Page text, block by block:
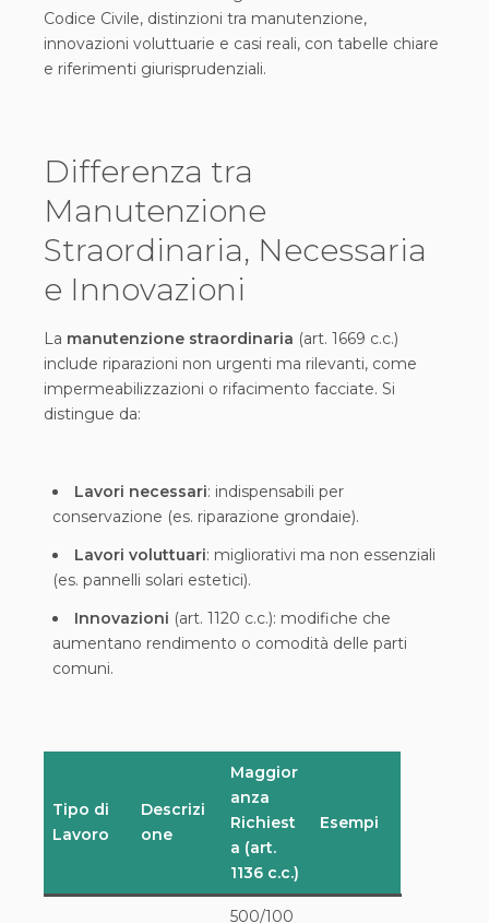
Codice Civile, distinzioni tra manutenzione,
innovazioni voluttuarie e casi reali, con tabelle chiare
e riferimenti giurisprudenziali.
Differenza tra
Manutenzione
Straordinaria, Necessaria
e Innovazioni
La manutenzione straordinaria (art. 1669 c.c.)
include riparazioni non urgenti ma rilevanti, come
impermeabilizzazioni o rifacimento facciate. Si
distingue da:
Lavori necessari: indispensabili per
conservazione (es. riparazione grondaie).
Lavori voluttuari: migliorativi ma non essenziali
(es. pannelli solari estetici).
Innovazioni (art. 1120 c.c.): modifiche che
aumentano rendimento o comodità delle parti
comuni.
Tipo di
Lavoro
Descrizi
one
Maggior
anza
Richiest
a (art.
1136 c.c.)
Esempi
500/100